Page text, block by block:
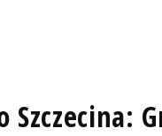
Szczecina: